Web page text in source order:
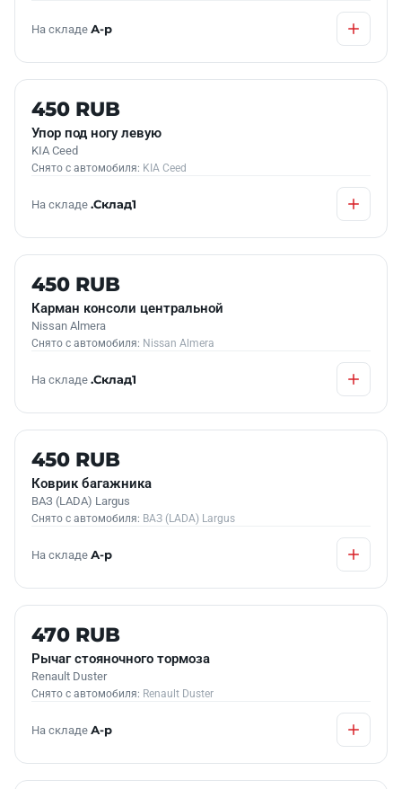
На складе А-р
Б/У В НАЛИЧИИ
450 RUB
Упор под ногу левую
KIA Ceed
Снято с автомобиля: KIA Ceed
На складе .Склад1
Б/У В НАЛИЧИИ
450 RUB
Карман консоли центральной
Nissan Almera
Снято с автомобиля: Nissan Almera
На складе .Склад1
Б/У В НАЛИЧИИ
450 RUB
Коврик багажника
ВАЗ (LADA) Largus
Снято с автомобиля: ВАЗ (LADA) Largus
На складе А-р
Б/У В НАЛИЧИИ
470 RUB
Рычаг стояночного тормоза
Renault Duster
Снято с автомобиля: Renault Duster
На складе А-р